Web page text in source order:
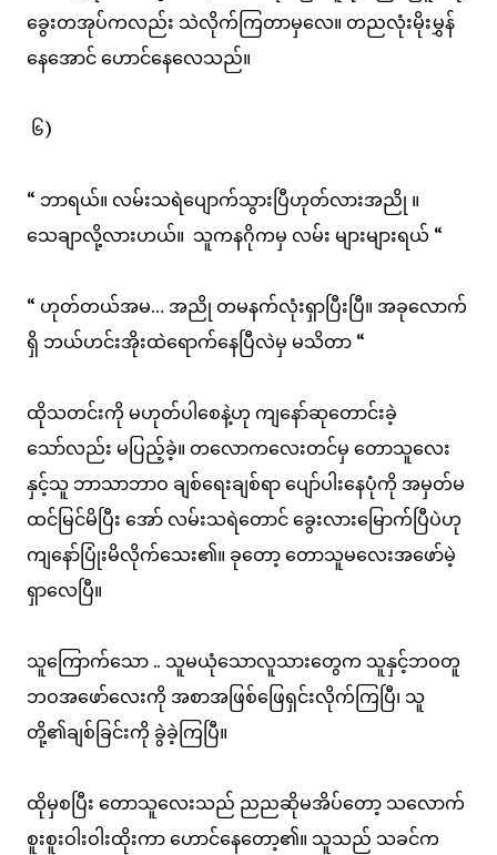
ခွေးတအုပ်ကလည်း သဲလိုက်ကြတာမှလေ။ တညလုံးမိုးမွှန်
နေအောင် ဟောင်နေလေသည်။
၆)
“ ဘာရယ်။ လမ်းသရဲပျောက်သွားပြီဟုတ်လားအညို ။
သေချာလို့လားဟယ်။ သူကနဂိုကမှ လမ်း များများရယ် “
“ ဟုတ်တယ်အမ… အညို တမနက်လုံးရှာပြီးပြီ။ အခုလောက်
ရှိ ဘယ်ဟင်းအိုးထဲရောက်နေပြီလဲမှ မသိတာ “
ထိုသတင်းကို မဟုတ်ပါစေနဲ့ဟု ကျနော်ဆုတောင်းခဲ့
သော်လည်း မပြည့်ခဲ့။ တလောကလေးတင်မှ တောသူလေး
နှင့်သူ ဘာသာဘာဝ ချစ်ရေးချစ်ရာ ပျော်ပါးနေပုံကို အမှတ်မ
ထင်မြင်မိပြီး အော် လမ်းသရဲတောင် ခွေးလားမြောက်ပြီပဲဟု
ကျနော်ပြုံးမိလိုက်သေး၏။ ခုတော့ တောသူမလေးအဖော်မဲ့
ရှာလေပြီ။
သူကြောက်သော .. သူမယုံသောလူသားတွေက သူနှင့်ဘဝတူ
ဘဝအဖော်လေးကို အစာအဖြစ်ဖြေရှင်းလိုက်ကြပြီ၊ သူ
တို့၏ချစ်ခြင်းကို ခွဲခဲ့ကြပြီ။
ထိုမှစပြီး တောသူလေးသည် ညညဆိုမအိပ်တော့ သလောက်
စူးစူးဝါးဝါးထိုးကာ ဟောင်နေတော့၏။ သူသည် သခင်က